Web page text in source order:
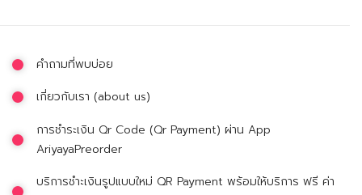
คำถามที่พบบ่อย
เกี่ยวกับเรา (about us)
การชำระเงิน Qr Code (Qr Payment) ผ่าน App
AriyayaPreorder
บริการชำะเงินรูปแบบใหม่ QR Payment พร้อมให้บริการ ฟรี ค่า